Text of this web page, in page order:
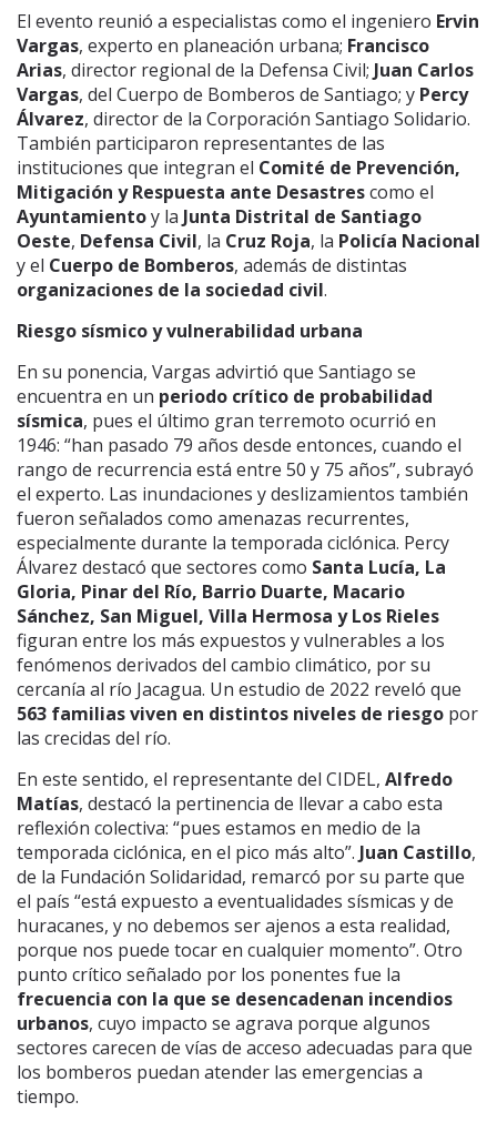
El evento reunió a especialistas como el ingeniero Ervin
Vargas, experto en planeación urbana; Francisco
Arias, director regional de la Defensa Civil; Juan Carlos
Vargas, del Cuerpo de Bomberos de Santiago; y Percy
Álvarez, director de la Corporación Santiago Solidario.
También participaron representantes de las
instituciones que integran el Comité de Prevención,
Mitigación y Respuesta ante Desastrescomo el
Ayuntamientoy la Junta Distrital de Santiago
Oeste, Defensa Civil, la Cruz Roja, la Policía Nacional
y el Cuerpo de Bomberos, además de distintas
organizaciones de la sociedad civil.
Riesgo sísmico y vulnerabilidad urbana
En su ponencia, Vargas advirtió que Santiago se
encuentra en un periodo crítico de probabilidad
sísmica, pues el último gran terremoto ocurrió en
1946: “han pasado 79 años desde entonces, cuando el
rango de recurrencia está entre 50 y 75 años”, subrayó
el experto. Las inundaciones y deslizamientos también
fueron señalados como amenazas recurrentes,
especialmente durante la temporada ciclónica. Percy
Álvarez destacó que sectores como Santa Lucía, La
Gloria, Pinar del Río, Barrio Duarte, Macario
Sánchez, San Miguel, Villa Hermosa y Los Rieles
figuran entre los más expuestos y vulnerables a los
fenómenos derivados del cambio climático, por su
cercanía al río Jacagua. Un estudio de 2022 reveló que
563 familias viven en distintos niveles de riesgo por
las crecidas del río.
En este sentido, el representante del CIDEL, Alfredo
Matías, destacó la pertinencia de llevar a cabo esta
reflexión colectiva: “pues estamos en medio de la
temporada ciclónica, en el pico más alto”. Juan Castillo,
de la Fundación Solidaridad, remarcó por su parte que
el país “está expuesto a eventualidades sísmicas y de
huracanes, y no debemos ser ajenos a esta realidad,
porque nos puede tocar en cualquier momento”. Otro
punto crítico señalado por los ponentes fue la
frecuencia con la que se desencadenan incendios
urbanos, cuyo impacto se agrava porque algunos
sectores carecen de vías de acceso adecuadas para que
los bomberos puedan atender las emergencias a
tiempo.